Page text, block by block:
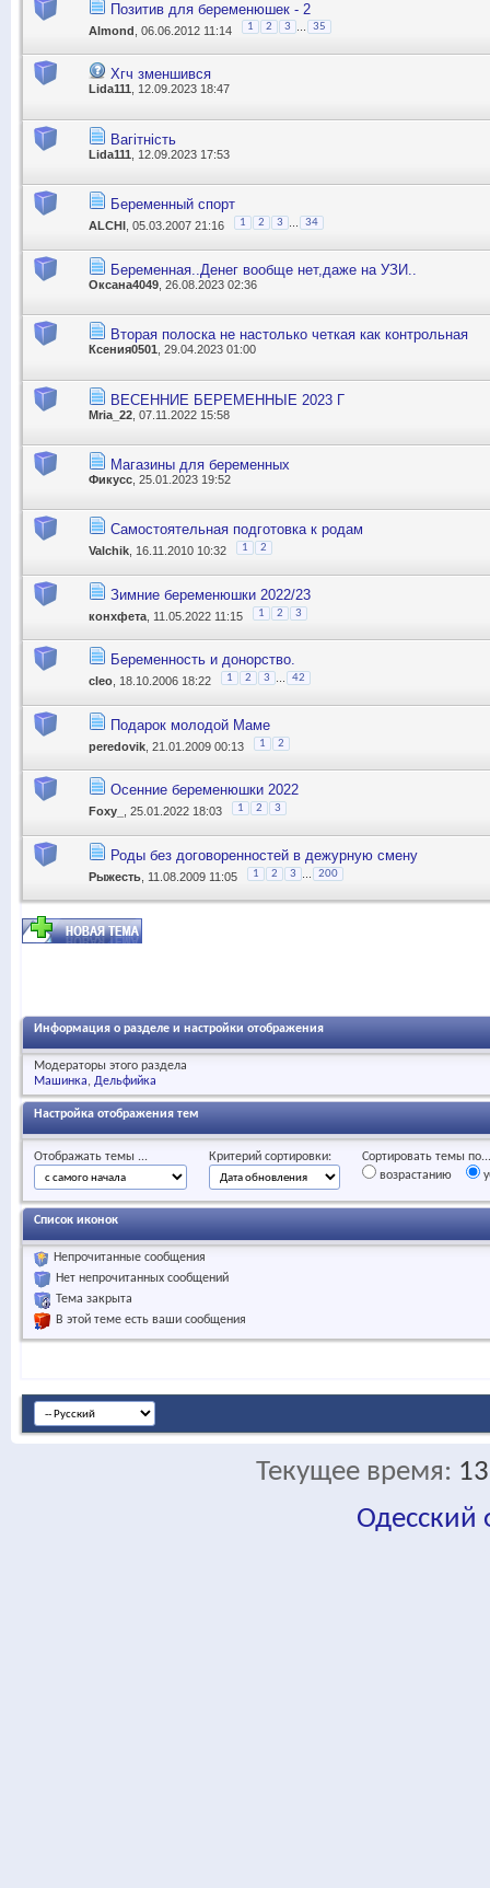
Позитив для беременюшек - 2
Almond , 06.06.2012 11:14 1 2 3 ... 35
Хгч зменшився
Lida111 , 12.09.2023 18:47
Вагітність
Lida111 , 12.09.2023 17:53
Беременный спорт
ALCHI , 05.03.2007 21:16 1 2 3 34
Беременная..Денег вообще нет,даже на УЗИ..
Оксана4049 , 26.08.2023 02:36
Вторая полоска не настолько четкая как контрольная
Ксения0501 , 29.04.2023 01:00
ВЕСЕННИЕ БЕРЕМЕННЫЕ 2023 Г
Mria_22 , 07.11.2022 15:58
Магазины для беременных
Фикусс , 25.01.2023 19:52
Самостоятельная подготовка к родам
Valchik , 16.11.2010 10:32 1 2
Зимние беременюшки 2022/23
конхфета , 11.05.2022 11:15 1 2 3
Беременность и донорство.
cleo , 18.10.2006 18:22 1 2 3 42
Подарок молодой Маме
peredovik , 21.01.2009 00:13 1 2
Осенние беременюшки 2022
Foxy_ , 25.01.2022 18:03 1 2 3
Роды без договоренностей в дежурную смену
Рыжесть , 11.08.2009 11:05 1 2 3 200
Информация о разделе и настройки отображения
Модераторы этого раздела
Машинка Дельфийка
Настройка отображения тем
Отображать темы ... Критерий сортировки:
Сортировать темы по...
возрастанию
Список иконок
Непрочитанные сообщения
Нет непрочитанных сообщений
Тема закрыта
В этой теме есть ваши сообщения
Текущее время:
Одесский